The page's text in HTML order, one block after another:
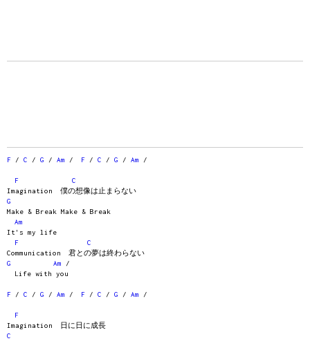
F / C / G / Am / F / C / G / Am /
F
C
Imagination 僕の想像は止まらない
G
Make & Break Make & Break
Am
It's my life
F
C
Communication 君との夢は終わらない
G
Am /
Life with you
F / C / G / Am / F / C / G / Am /
F
Imagination 日に日に成長
C